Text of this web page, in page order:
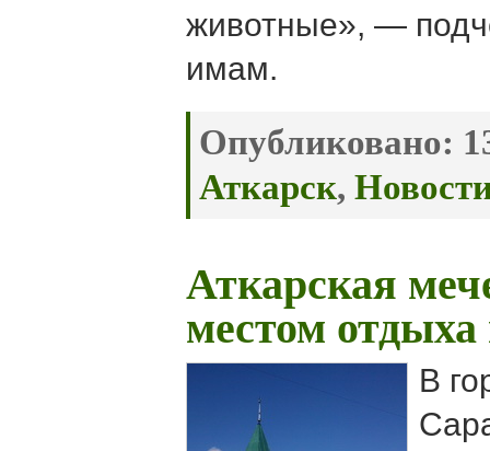
животные», —
имам.
Опубликовано:
Аткарск,
Аткарская
местом
В